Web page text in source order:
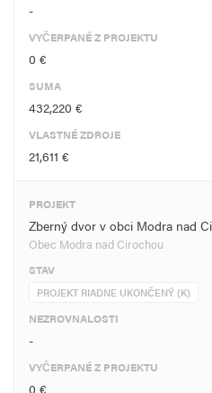
-
VYČERPANÉ Z PROJEKTU
0 €
SUMA
432,220 €
VLASTNÉ ZDROJE
21,611 €
PROJEKT
Zberný dvor v obci Modra nad
Obec Modra nad Cirochou
STAV
PROJEKT RIADNE UKONČENÝ (K)
NEZROVNALOSTI
-
VYČERPANÉ Z PROJEKTU
0 €